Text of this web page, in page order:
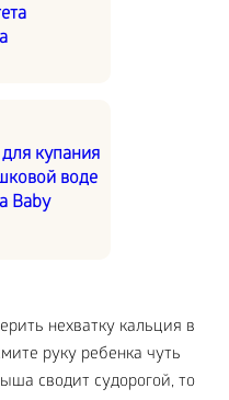
купания
воде
Baby
нехватку кальция в
руку ребенка чуть
сводит судорогой, то